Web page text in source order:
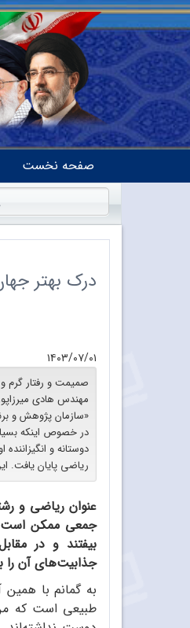
صفحه نخست
درک بهتر
۱۴۰۳/۰۷/۰۱
صمیمت و رفتار گرم و
مهندس هادی
«سازمان پژوهش و
در خصوص اینکه
دوستانه و
ریاضی پایان یافت.
عنوان ریاضی و
جمعی ممکن است
بیفتند و در
جذابیت‌های آن
به گمانم با
طبیعی است که